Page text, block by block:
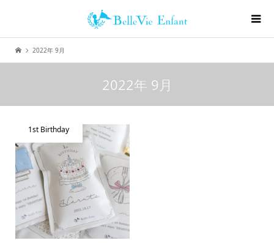
2022年 9月
2022年 9月
1st Birthday